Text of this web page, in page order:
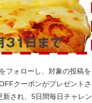
フォローし、対象の投稿を
クーポンがプレゼントさ
され、5日間毎日チャレン